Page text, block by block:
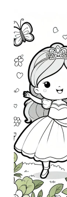
b
l
i
c
a
t
o
n